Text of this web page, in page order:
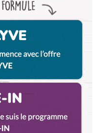
Thibault Ce n’est
le patron du bar
de St Amour à
Thibault, c’est le
la Guillotière. Des
mais surtout un
rue Montesquieu –
de CityCrunch #2 | Lyon